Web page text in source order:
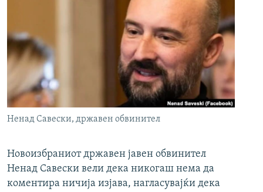
Ненад Савески, државен обвинител
Новоизбраниот државен јавен обвинител
Ненад Савески вели дека никогаш нема да
коментира ничија изјава, нагласувајќи дека